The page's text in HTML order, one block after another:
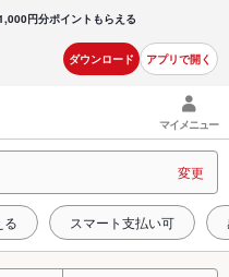
円分ポイントもらえる
ダウンロード アプリで開く
マイメニュー
変更
る スマート支払い可